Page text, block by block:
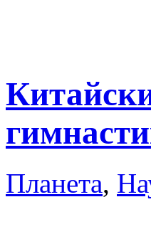
Планета,